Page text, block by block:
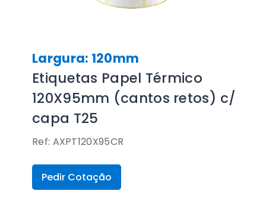
Largura: 120mm
Etiquetas Papel Térmico
120X95mm (cantos retos) c/
capa T25
Ref: AXPT120X95CR
Pedir Cotação